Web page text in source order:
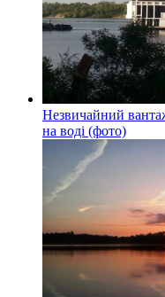
Незвичайний
на воді (фото)